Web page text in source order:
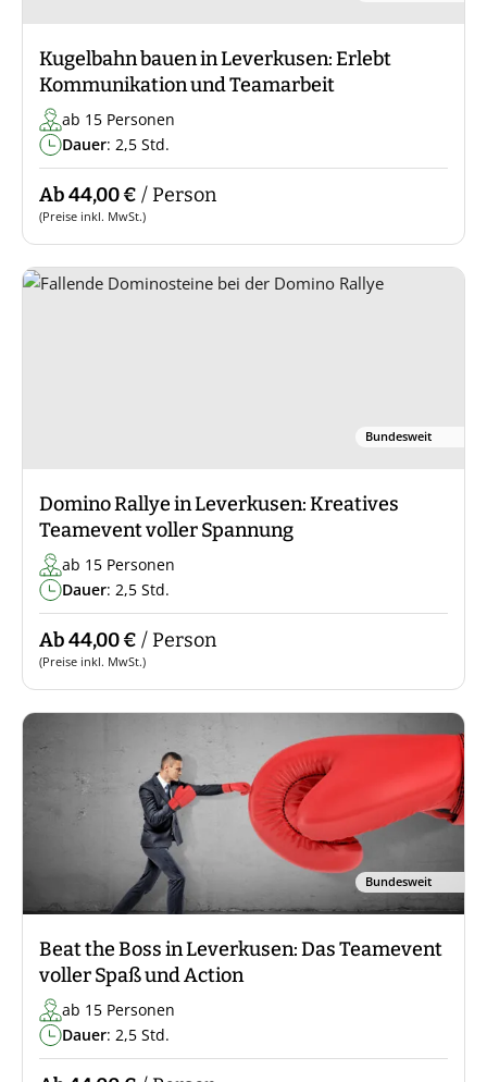
Kugelbahn bauen in Leverkusen: Erlebt
Kommunikation und Teamarbeit
ab 15 Personen
Dauer: 2,5 Std.
Ab 44,00 € / Person
(Preise inkl. MwSt.)
Bundesweit
Domino Rallye in Leverkusen: Kreatives
Teamevent voller Spannung
ab 15 Personen
Dauer: 2,5 Std.
Ab 44,00 € / Person
(Preise inkl. MwSt.)
Bundesweit
Beat the Boss in Leverkusen: Das Teamevent
voller Spaß und Action
ab 15 Personen
Dauer: 2,5 Std.